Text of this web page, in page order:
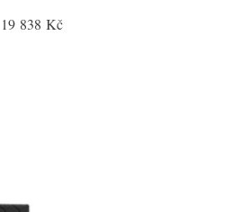
19 838 Kč